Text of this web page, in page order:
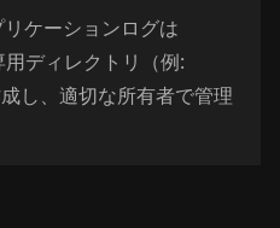
リケーションログは
ディレクトリ（例:
し、適切な所有者で管理